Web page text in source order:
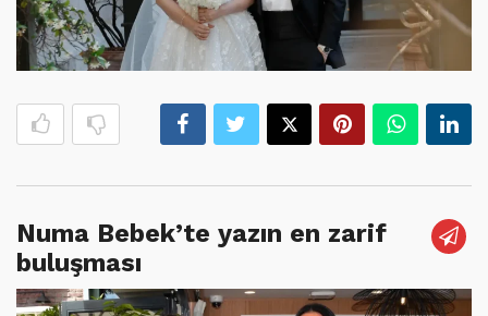
Numa Bebek’te yazın en zarif
buluşması